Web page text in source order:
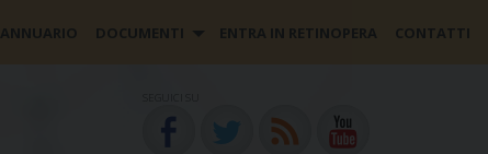
ANNUARIO DOCUMENTI ENTRA IN RETINOPERA CONTATTI